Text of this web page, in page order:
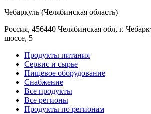
Чебаркуль (Челябинская область)
Россия, 456440 Челябинская обл, г.
шоссе, 5
Продукты питания
Сервис и сырье
Пищевое оборудование
Снабжение
Все продукты
Все регионы
Продукты по регионам